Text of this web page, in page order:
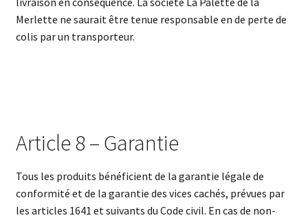
Merlette ne saurait être tenue responsable en de perte de
colis par un transporteur.
Article 8 – Garantie
Tous les produits bénéficient de la garantie légale de
conformité et de la garantie des vices cachés, prévues par
les articles 1641 et suivants du Code civil. En cas de non-